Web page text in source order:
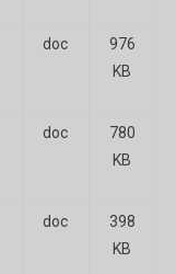
doc
976
KB
doc
780
KB
doc
398
KB